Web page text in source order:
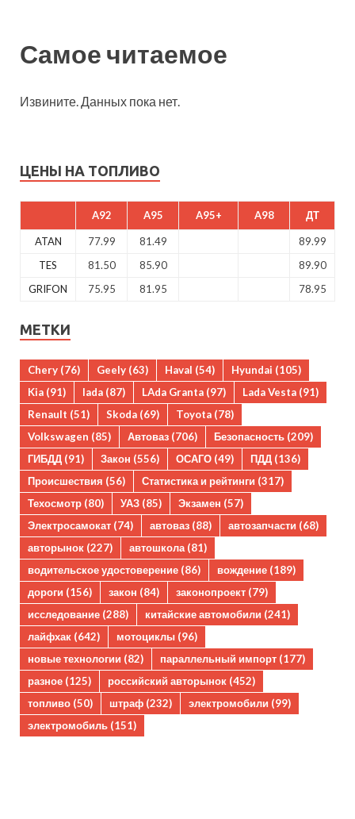
Самое читаемое
Извините. Данных пока нет.
ЦЕНЫ НА ТОПЛИВО
A92 A95 A95+ A98 ДТ
ATAN 77.99 81.49
89.99
TES
81.50 85.90
89.90
GRIFON
75.95 81.95 78.95
МЕТКИ
Chery (76) Geely (63) Haval (54) Hyundai (105)
Kia (91) lada (87) LAda Granta (97) Lada Vesta (91)
Renault (51) Skoda (69) Toyota (78)
Volkswagen (85) Автоваз (706) Безопасность (209)
ГИБДД (91) Закон (556) ОСАГО (49) ПДД (136)
Происшествия (56) Статистика и рейтинги (317)
Техосмотр (80) УАЗ (85) Экзамен (57)
Электросамокат (74) автоваз (88) автозапчасти (68)
авторынок (227) автошкола(81)
водительское удостоверение (86) вождение (189)
дороги (156) закон (84) законопроект (79)
исследование (288) китайские автомобили (241)
лайфхак (642) мотоциклы (96)
новые технологии (82) параллельный импорт (177)
разное (125) российский авторынок (452)
топливо (50) штраф (232) электромобили (99)
электромобиль (151)